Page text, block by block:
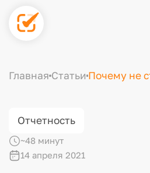
Главная Статьи Почему не
Отчетность
~48 минут
14 апреля 2021